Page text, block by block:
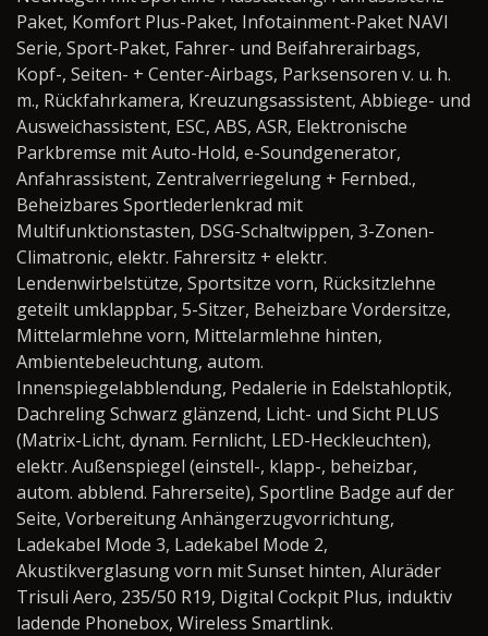
Paket, Komfort Plus-Paket, Infotainment-Paket NAVI
Serie, Sport-Paket, Fahrer- und Beifahrerairbags,
Kopf-, Seiten- + Center-Airbags, Parksensoren v. u. h.
m., Rückfahrkamera, Kreuzungsassistent, Abbiege- und
Ausweichassistent, ESC, ABS, ASR, Elektronische
Parkbremse mit Auto-Hold, e-Soundgenerator,
Anfahrassistent, Zentralverriegelung + Fernbed.,
Beheizbares Sportlederlenkrad mit
Multifunktionstasten, DSG-Schaltwippen, 3-Zonen-
Climatronic, elektr. Fahrersitz + elektr.
Lendenwirbelstütze, Sportsitze vorn, Rücksitzlehne
geteilt umklappbar, 5-Sitzer, Beheizbare Vordersitze,
Mittelarmlehne vorn, Mittelarmlehne hinten,
Ambientebeleuchtung, autom.
Innenspiegelabblendung, Pedalerie in Edelstahloptik,
Dachreling Schwarz glänzend, Licht- und Sicht PLUS
(Matrix-Licht, dynam. Fernlicht, LED-Heckleuchten),
elektr. Außenspiegel (einstell-, klapp-, beheizbar,
autom. abblend. Fahrerseite), Sportline Badge auf der
Seite, Vorbereitung Anhängerzugvorrichtung,
Ladekabel Mode 3, Ladekabel Mode 2,
Akustikverglasung vorn mit Sunset hinten, Aluräder
Trisuli Aero, 235/50 R19, Digital Cockpit Plus, induktiv
ladende Phonebox, Wireless Smartlink.